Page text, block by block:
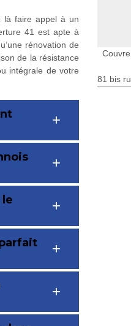
là faire appel à un
41 est apte à
rénovation de
de la résistance
intégrale de votre
81 bis